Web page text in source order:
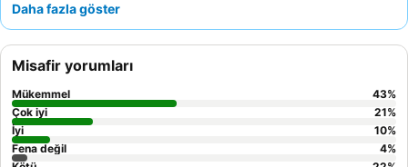
olarak övgü almakta ve keyifli bir konaklama sağlamaktadır. En
bahçeye bakan bir oda talep etmelerini önermektedir.
Daha fazla göster
Misafir yorumları
Mükemmel 43%
Çok iyi
21%
İyi
10%
Fena değil
4%